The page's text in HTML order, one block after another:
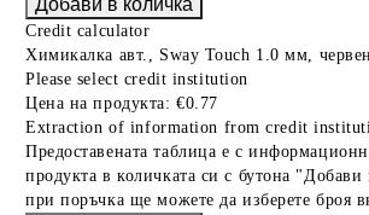
Credit calculator
Химикалка авт., Sway Touch 1.0 мм,
Please select credit institution
Цена на продукта: €0.77
Extraction of information from credit
Предоставената таблица е с
продукта в количката си с бутона "Добави
при поръчка ще можете да изберете броя